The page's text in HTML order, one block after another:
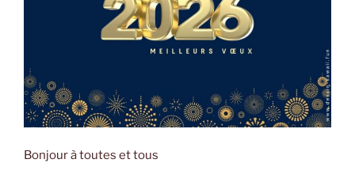
Bonjour à toutes et tous